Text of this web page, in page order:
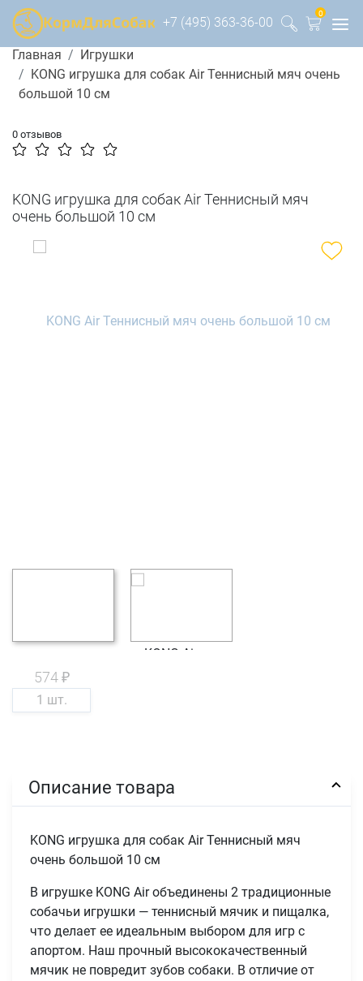
+7 (495) 363-36-00
0
Главная
Игрушки
KONG игрушка для собак Air Теннисный мяч очень
большой 10 см
0 отзывов
KONG игрушка для собак Air Теннисный мяч
очень большой 10 см
574 ₽
1 шт.
Описание товара
KONG игрушка для собак Air Теннисный мяч
очень большой 10 см
В игрушке KONG Air объединены 2 традиционные
собачьи игрушки — теннисный мячик и пищалка,
что делает ее идеальным выбором для игр с
апортом. Наш прочный высококачественный
мячик не повредит зубов собаки. В отличие от